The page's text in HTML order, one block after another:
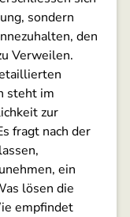
sondern
den
Verweilen.
steht im
zur
fragt nach der
ein
lösen die
empfindet